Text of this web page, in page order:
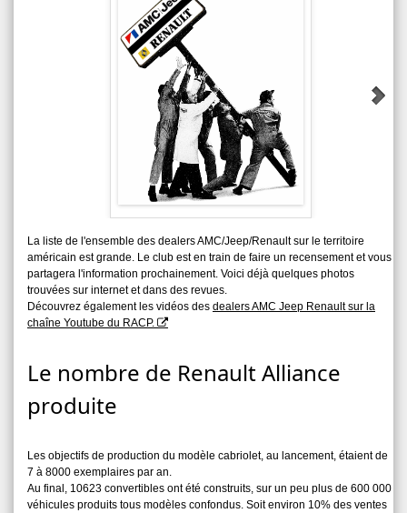
La liste de l'ensemble des dealers AMC/Jeep/Renault sur le territoire
américain est grande. Le club est en train de faire un recensement et vous
partagera l'information prochainement. Voici déjà quelques photos
trouvées sur internet et dans des revues.
Découvrez également les vidéos des dealers AMC Jeep Renault sur la
chaîne Youtube du RACP.
Le nombre de Renault Alliance
produite
Les objectifs de production du modèle cabriolet, au lancement, étaient de
7 à 8000 exemplaires par an.
Au final, 10623 convertibles ont été construits, sur un peu plus de 600 000
véhicules produits tous modèles confondus. Soit environ 10% des ventes